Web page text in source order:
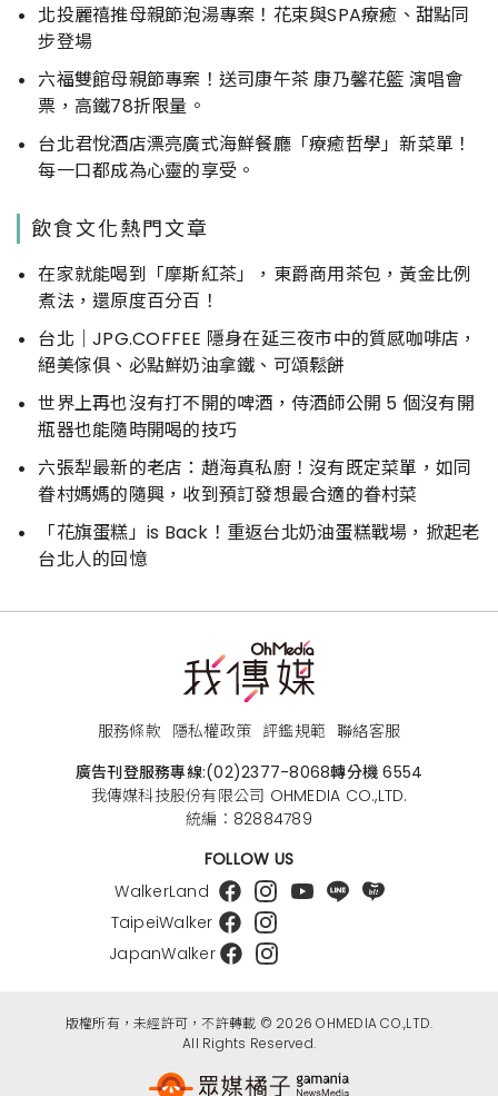
北投麗禧推母親節泡湯專案！花束與SPA療癒、甜點同
步登場
六福雙館母親節專案！送司康午茶 康乃馨花籃 演唱會
票，高鐵78折限量。
台北君悅酒店漂亮廣式海鮮餐廳「療癒哲學」新菜單！
每一口都成為心靈的享受。
飲食文化熱門文章
在家就能喝到「摩斯紅茶」，東爵商用茶包，黃金比例
煮法，還原度百分百！
台北｜JPG.COFFEE 隱身在延三夜市中的質感咖啡店，
絕美傢俱、必點鮮奶油拿鐵、可頌鬆餅
世界上再也沒有打不開的啤酒，侍酒師公開 5 個沒有開
瓶器也能隨時開喝的技巧
六張犁最新的老店：趙海真私廚！沒有既定菜單，如同
眷村媽媽的隨興，收到預訂發想最合適的眷村菜
「花旗蛋糕」is Back！重返台北奶油蛋糕戰場，掀起老
台北人的回憶
服務條款 隱私權政策 評鑑規範 聯絡客服
廣告刊登服務專線:(02)2377-8068轉分機 6554
我傳媒科技股份有限公司 OHMEDIA CO.,LTD.
統編：82884789
FOLLOW US
WalkerLand
TaipeiWalker
JapanWalker
版權所有，未經許可，不許轉載 © 2026 OHMEDIA CO.,LTD.
All Rights Reserved.